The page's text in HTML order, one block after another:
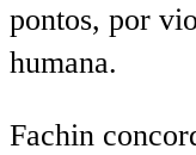
pontos, por
humana.
Fachin